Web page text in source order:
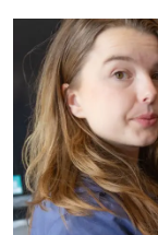
Tag: